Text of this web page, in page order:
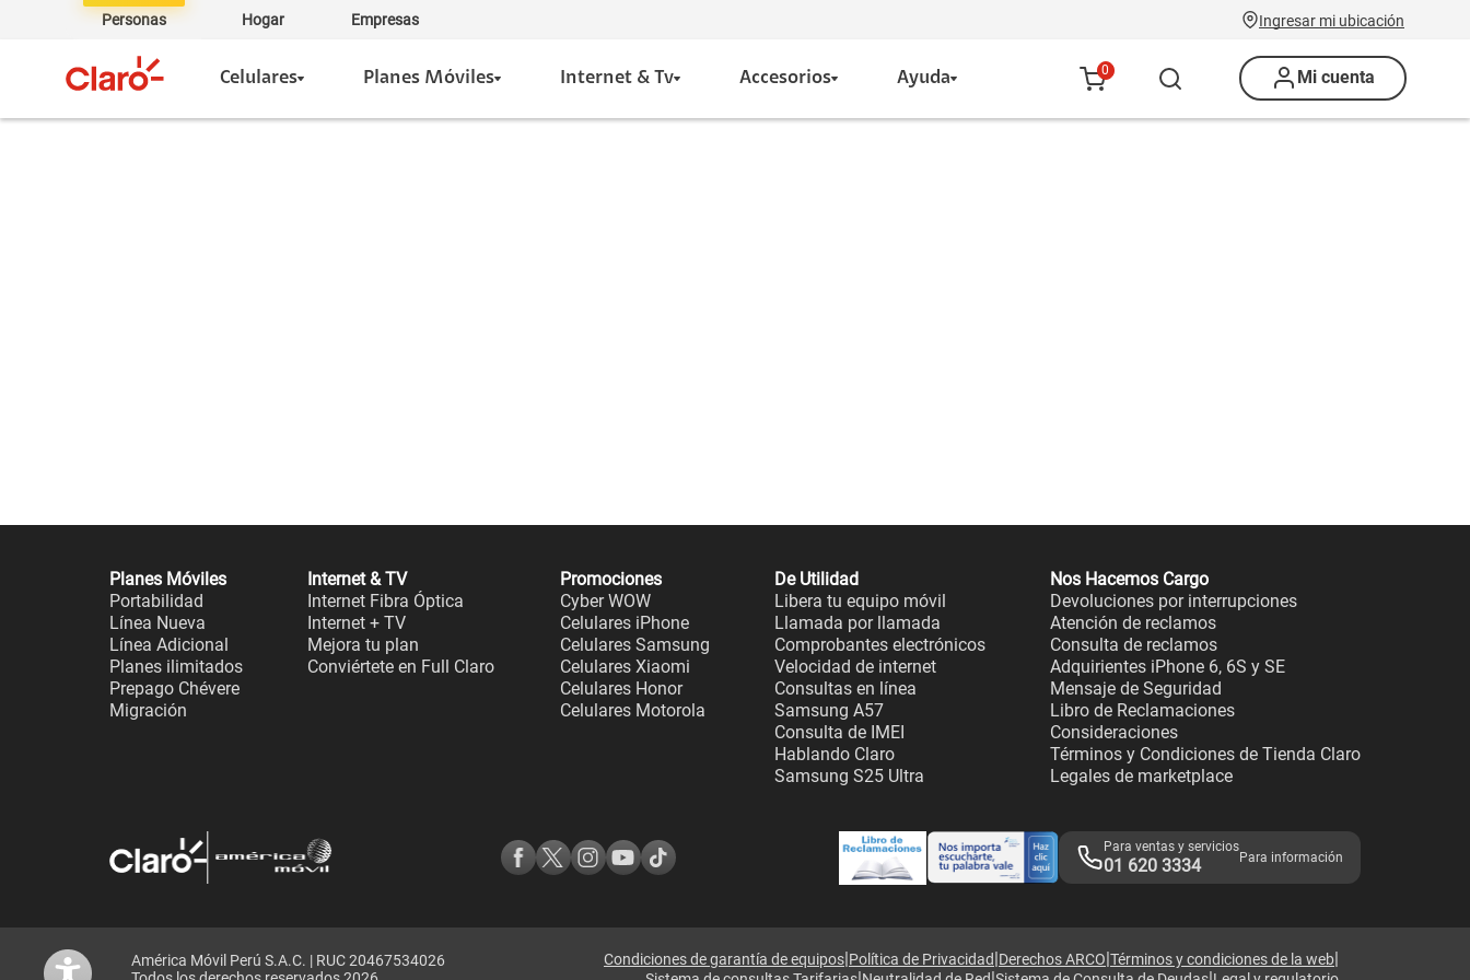
Personas Hogar Empresas Ingresar mi ubicación
Celulares Planes Móviles Internet & Tv Accesorios Ayuda 0 Mi cuenta
Planes Móviles
Portabilidad
Línea Nueva
Línea Adicional
Planes ilimitados
Prepago Chévere
Migración
Internet & TV
Internet Fibra Óptica
Internet + TV
Mejora tu plan
Conviértete en Full Claro
Promociones
Cyber WOW
Celulares iPhone
Celulares Samsung
Celulares Xiaomi
Celulares Honor
Celulares Motorola
De Utilidad
Libera tu equipo móvil
Llamada por llamada
Comprobantes electrónicos
Velocidad de internet
Consultas en línea
Samsung A57
Consulta de IMEI
Hablando Claro
Samsung S25 Ultra
Nos Hacemos Cargo
Devoluciones por interrupciones
Atención de reclamos
Consulta de reclamos
Adquirientes iPhone 6, 6S y SE
Mensaje de Seguridad
Libro de Reclamaciones
Consideraciones
Términos y Condiciones de Tienda Claro
Legales de marketplace
Para ventas y servicios
01 620 3334 Para información
América Móvil Perú S.A.C. | RUC 20467534026
Condiciones de garantía de equipos|Política de Privacidad|Derechos ARCO|Términos y condiciones de la web|